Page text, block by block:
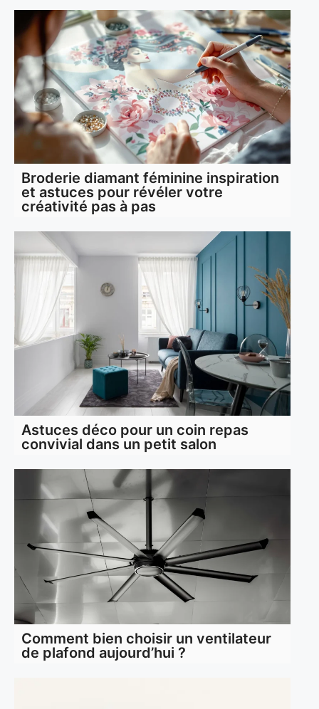
Broderie diamant féminine inspiration
et astuces pour révéler votre
créativité pas à pas
Astuces déco pour un coin repas
convivial dans un petit salon
Comment bien choisir un ventilateur
de plafond aujourd’hui ?